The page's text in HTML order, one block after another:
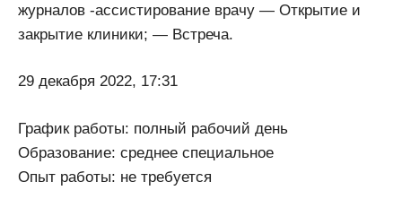
журналов -ассистирование врачу — Открытие и
закрытие клиники; — Встреча.
29 декабря 2022, 17:31
График работы: полный рабочий день
Образование: среднее специальное
Опыт работы: не требуется